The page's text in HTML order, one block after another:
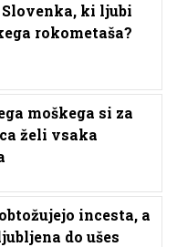
Slovenka, ki ljubi
rokometaša?
moškega si za
želi vsaka
incesta, a
do ušes